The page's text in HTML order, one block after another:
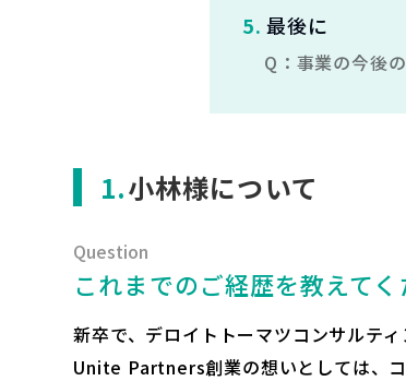
5. 最後に
Q： 事業の今後
小林様について
これまでのご経歴を教えてく
新卒で、デロイトトーマツコンサルテ
Unite Partners創業の想いとしては、